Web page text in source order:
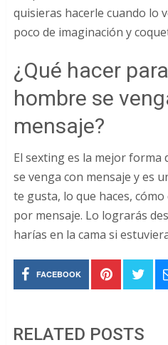
quisieras hacerle cuando lo
poco de imaginación y
¿Qué hacer
hombre se
mensaje?
El sexting es la mejor
se venga con mensaje y es
te gusta, lo que haces,
por mensaje. Lo lograrás
harías en la cama si
FACEBOOK
RELATED POSTS